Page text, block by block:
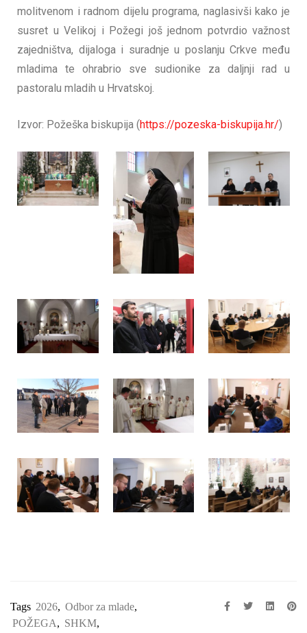
molitvenom i radnom dijelu programa, naglasivši kako je
susret u Velikoj i Požegi još jednom potvrdio važnost
zajedništva, dijaloga i suradnje u poslanju Crkve među
mladima te ohrabrio sve sudionike za daljnji rad u
pastoralu mladih u Hrvatskoj.
Izvor: Požeška biskupija (https://pozeska-biskupija.hr/)
Tags 2026, Odbor za mlade,
POŽEGA, SHKM,